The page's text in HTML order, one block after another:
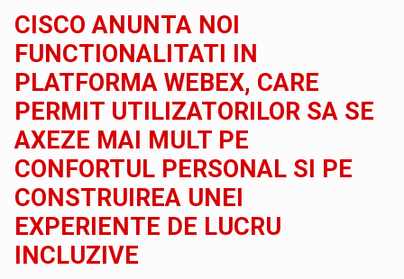
CISCO ANUNTA NOI
FUNCTIONALITATI IN
PLATFORMA WEBEX, CARE
PERMIT UTILIZATORILOR SA SE
AXEZE MAI MULT PE
CONFORTUL PERSONAL SI PE
CONSTRUIREA UNEI
EXPERIENTE DE LUCRU
INCLUZIVE